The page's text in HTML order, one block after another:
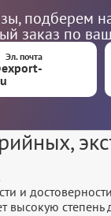
подберем
заказ по
Эл. почта
и
высокую